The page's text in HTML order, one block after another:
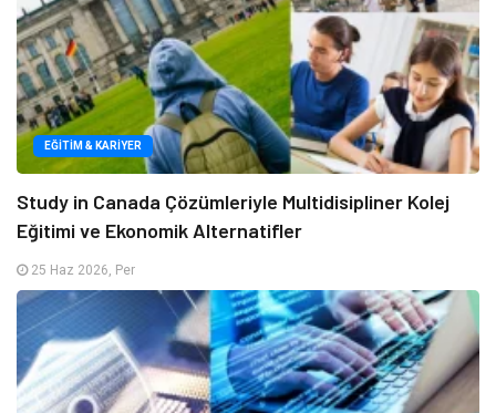
EĞITIM & KARIYER
Study in Canada Çözümleriyle Multidisipliner Kolej
Eğitimi ve Ekonomik Alternatifler
25 Haz 2026, Per